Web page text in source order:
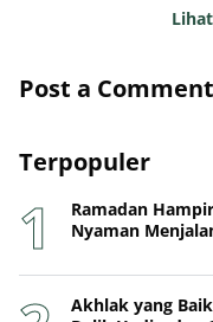
Post a Comment
Terpopuler
Ramadan
Nyaman
Akhlak yang